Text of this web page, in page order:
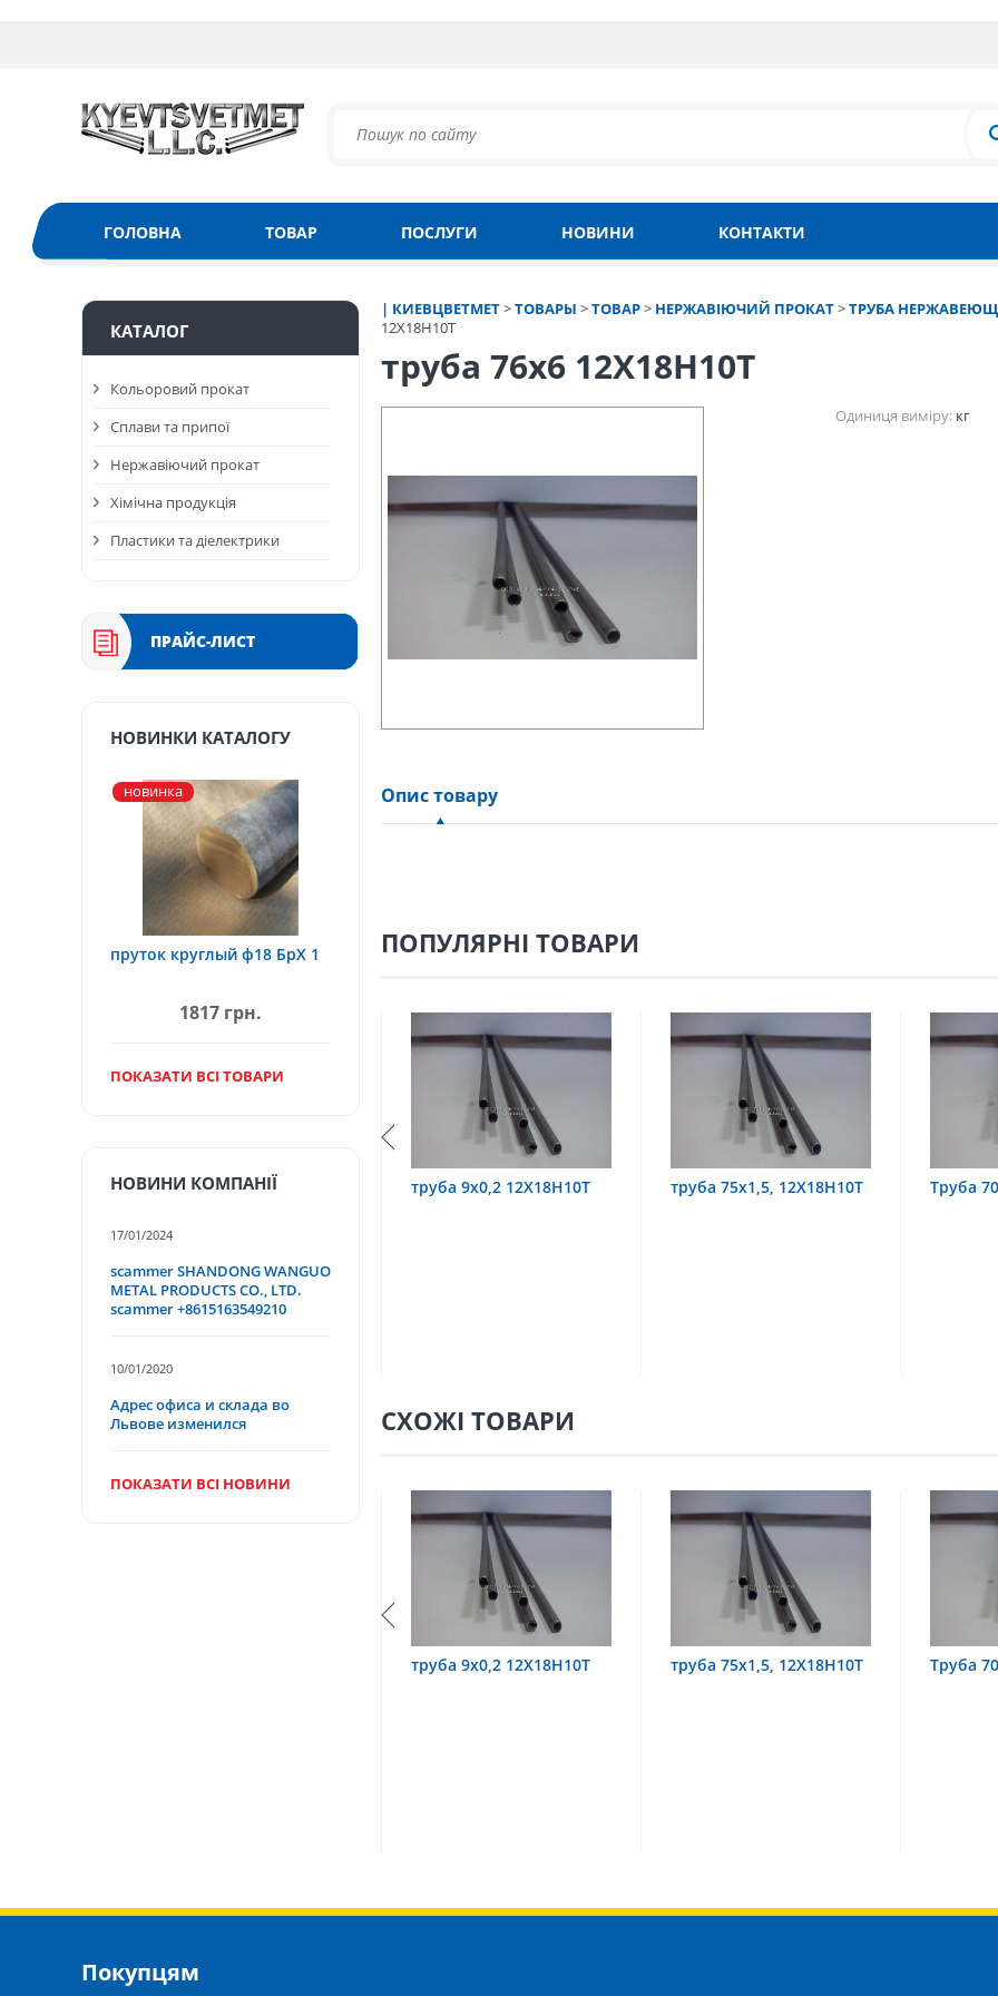
ГОЛОВНА ТОВАР ПОСЛУГИ НОВИНИ КОНТАКТИ
| КИЕВЦВЕТМЕТ>ТОВАРЫ >ТОВАР> НЕРЖАВІЮЧИЙ ПРОКАТ>ТРУБА
12Х18Н10Т
труба 76х6 12Х18Н10Т
Одиниця виміру:кг
Опис товару
ПОПУЛЯРНІ ТОВАРИ
12Х18Н10Т труба 9х0,2 12Х18Н10Т труба 75х1,5, 12Х18Н10Т Труба 70х8 08Х22Н6Т
СХОЖІ ТОВАРИ
труба 75х1,5, 12Х18Н10Т Труба 70х8 08Х22Н6Т
КАТАЛОГ
Кольоровий прокат
Сплави та припої
Нержавіючий прокат
Хімічна продукція
Пластики та діелектрики
ПРАЙС-ЛИСТ
НОВИНКИ КАТАЛОГУ
новинка
пруток круглый ф18 БрХ 1
1817 грн.
ПОКАЗАТИ ВСІ ТОВАРИ
НОВИНИ КОМПАНІЇ
17/01/2024
scammer SHANDONG WANGUO
METAL PRODUCTS CO., LTD.
scammer +8615163549210
10/01/2020
Адрес офиса и склада во
Львове изменился
ПОКАЗАТИ ВСІ НОВИНИ
Покупцям